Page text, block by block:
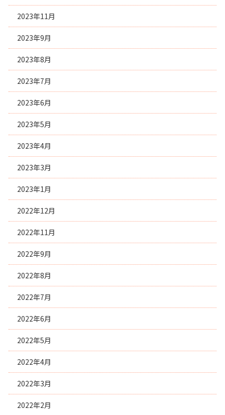
2023年11月
2023年9月
2023年8月
2023年7月
2023年6月
2023年5月
2023年4月
2023年3月
2023年1月
2022年12月
2022年11月
2022年9月
2022年8月
2022年7月
2022年6月
2022年5月
2022年4月
2022年3月
2022年2月